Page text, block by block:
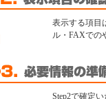
表示する項目
ル・FAXでの
Step2で確定